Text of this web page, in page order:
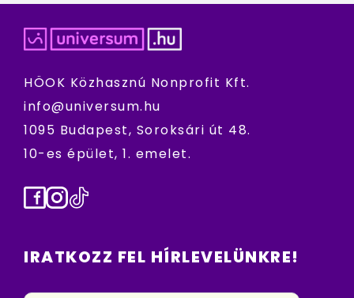
HÖOK Közhasznú Nonprofit Kft.
info@universum.hu
1095 Budapest, Soroksári út 48.
10-es épület, 1. emelet.
Facebook
Instagram
TikTok
IRATKOZZ FEL HÍRLEVELÜNKRE!